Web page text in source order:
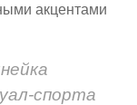
акцентами
спорта